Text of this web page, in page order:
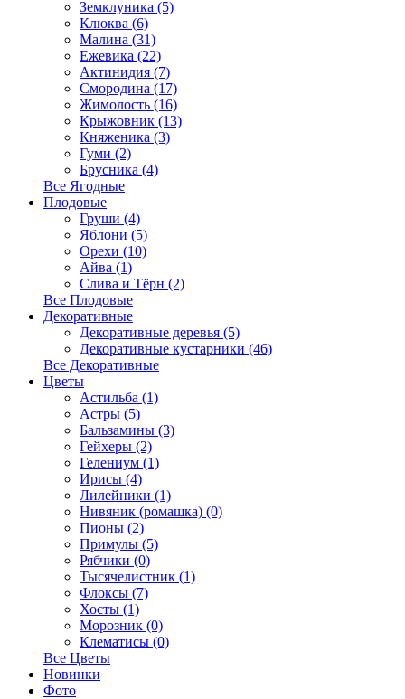
Земклуника (5)
Клюква (6)
Малина (31)
Ежевика (22)
Актинидия (7)
Смородина (17)
Жимолость (16)
Крыжовник (13)
Княженика (3)
Гуми (2)
Брусника (4)
Все Ягодные
Плодовые
Груши (4)
Яблони (5)
Орехи (10)
Айва (1)
Слива и Тёрн (2)
Все Плодовые
Декоративные
Декоративные деревья (5)
Декоративные кустарники (46)
Все Декоративные
Цветы
Астильба (1)
Астры (5)
Бальзамины (3)
Гейхеры (2)
Гелениум (1)
Ирисы (4)
Лилейники (1)
Нивяник (ромашка) (0)
Пионы (2)
Примулы (5)
Рябчики (0)
Тысячелистник (1)
Флоксы (7)
Хосты (1)
Морозник (0)
Клематисы (0)
Все Цветы
Новинки
Фото